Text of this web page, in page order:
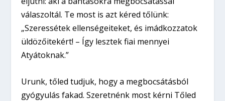
válaszoltál. Te most is azt kéred tőlünk:
„Szeressétek ellenségeiteket, és imádkozzatok
üldözőitekért! – Így lesztek fiai mennyei
Atyátoknak.”
Urunk, tőled tudjuk, hogy a megbocsátásból
gyógyulás fakad. Szeretnénk most kérni Tőled